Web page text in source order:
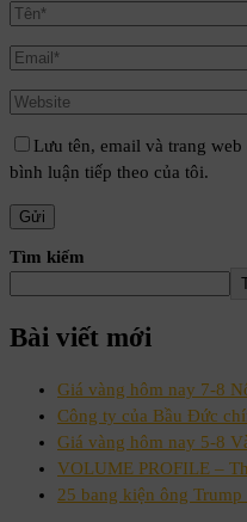
Lưu tên, email và trang
bình luận tiếp theo của tôi.
Tìm kiếm
Bài viết mới
Giá vàng hôm nay 7-8
Công ty của Bầu Đức
Giá vàng hôm nay 5-8
VOLUME PROFILE –
25 bang kiện ông